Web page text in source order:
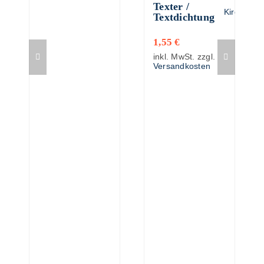
Texter /
Textdichtung
1,55€
inkl. MwSt. zzgl.
Versandkosten